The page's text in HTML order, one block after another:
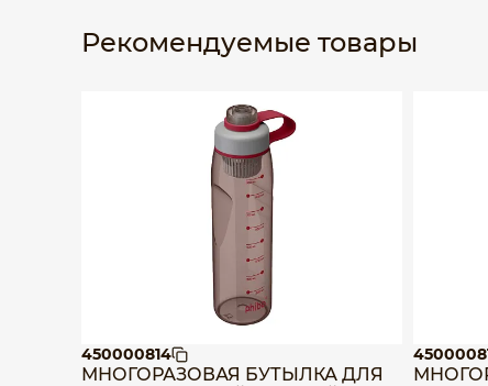
Рекомендуемые товары
450000814
МНОГОРАЗОВАЯ БУТЫЛКА ДЛЯ